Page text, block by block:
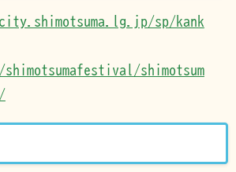
sp/kank
shimotsumafestival/shimotsum